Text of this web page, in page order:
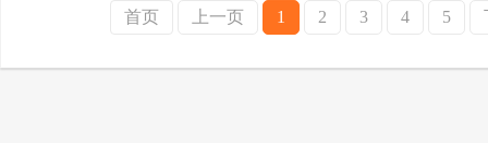
首页 上一页 1 2 3 4 5